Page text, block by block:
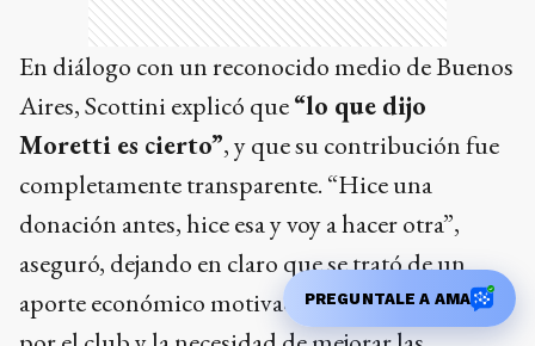
Moretti es cierto”, y que su contribución fue
completamente transparente. “Hice una
donación antes, hice esa y voy a hacer otra”,
aseguró, dejando en claro que se trató de un
aporte económico motivado por el fanatismo
por el club y la necesidad de mejorar las
instalaciones. “Cuando mi hijo llega a jugar a
San Lorenzo, vi el estado en el que se
encontraban las canchas y los vestuarios. Gente
PREGUNTALE A AMA